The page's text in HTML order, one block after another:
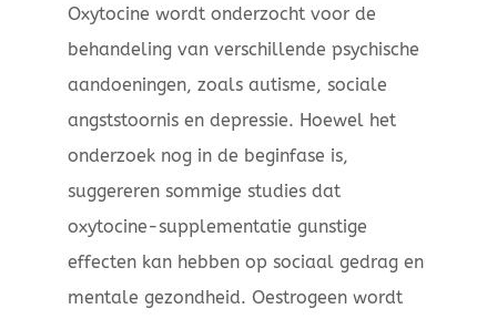
Oxytocine wordt onderzocht voor de
behandeling van verschillende psychische
aandoeningen, zoals autisme, sociale
angststoornis en depressie. Hoewel het
onderzoek nog in de beginfase is,
suggereren sommige studies dat
oxytocine-supplementatie gunstige
effecten kan hebben op sociaal gedrag en
mentale gezondheid. Oestrogeen wordt